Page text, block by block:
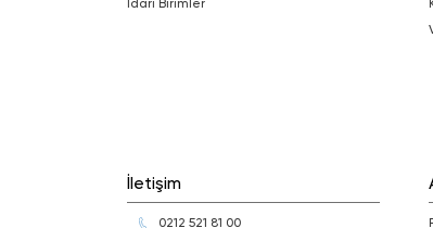
İdari Birimler
İletişim
0212 521 81 00